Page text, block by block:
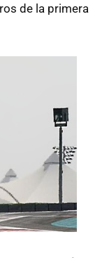
de la primera